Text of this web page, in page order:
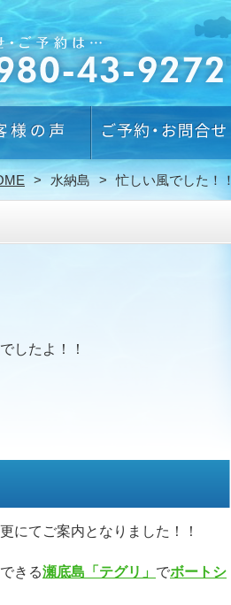
水納島 忙しい風でした！！
したよ！！
にてご案内となりました！！
きる瀬底島「テグリ」 でボートシ